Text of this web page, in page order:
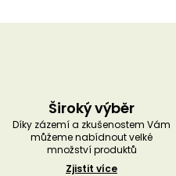
Široký výběr
Díky zázemí a zkušenostem Vám
můžeme nabídnout velké
množství produktů
Zjistit více